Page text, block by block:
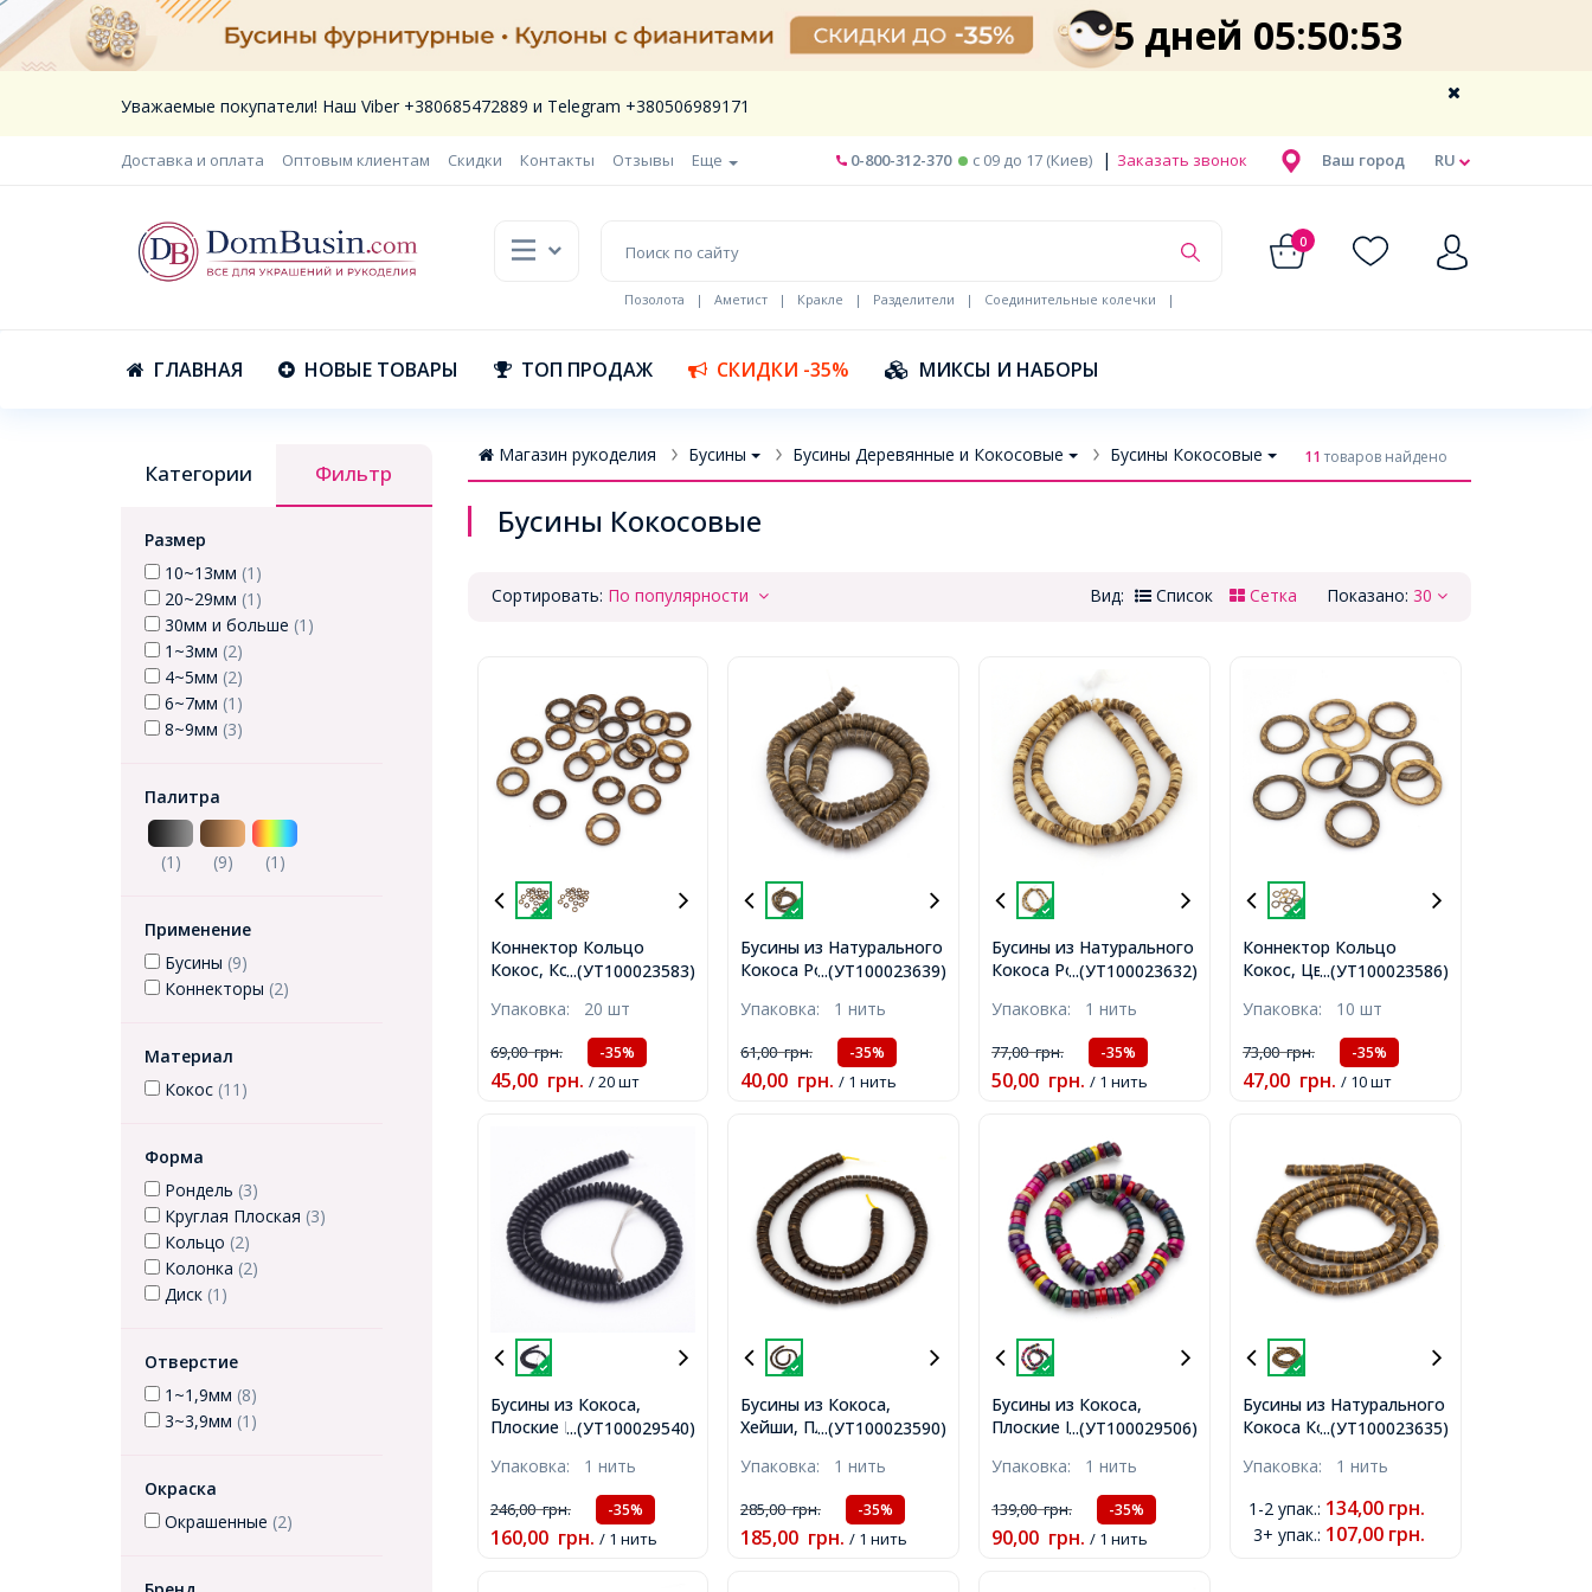
5 дней 05:50:53
Уважаемые покупатели! Наш Viber +380685472889 и Telegram +380506989171
Доставка и оплата Оптовым клиентам Скидки Контакты Отзывы Еще RU
Ваш город
0-800-312-370 c 09 до 17 (Киев) | Заказать звонок
0
Позолота | Аметист | Кракле | Разделители | Соединительные колечки
|
ГЛАВНАЯ НОВЫЕ ТОВАРЫ ТОП ПРОДАЖ СКИДКИ -35% МИКСЫ И НАБОРЫ
Категории Фильтр
Размер
10~13мм (1)
20~29мм (1)
30мм и больше (1)
1~3мм (2)
4~5мм (2)
6~7мм (1)
8~9мм (3)
Палитра
(1) (9) (1)
Применение
Бусины (9)
Коннекторы (2)
Материал
Кокос (11)
Форма
Рондель (3)
Круглая Плоская (3)
Кольцо (2)
Колонка (2)
Диск (1)
Отверстие
1~1,9мм (8)
3~3,9мм (1)
Окраска
Окрашенные (2)
Магазин рукоделия Бусины Бусины Деревянные и Кокосовые Бусины Кокосовые 11товаров найдено
Бусины Кокосовые
Сортировать: По популярности Показано: 30
Вид: Список Сетка
...(УТ100023583)
Коннектор Кольцо
Кокос, Коричневый, 20-
Упаковка: 20 шт
69,00грн. -35%
45,00 грн. / 20 шт
...(УТ100023639)
Бусины из Натурального
Кокоса Рондель,
Отверстие 1мм, около
104шт/38см/нить,
Упаковка: 1 нить
61,00грн. -35%
40,00 грн. / 1 нить
...(УТ100023632)
Бусины из Натурального
Кокоса Рондель,
5мм, Отверстие 1мм,
около 120шт/36см/нить,
Упаковка: 1 нить
77,00грн. -35%
50,00 грн. / 1 нить
...(УТ100023586)
Коннектор Кольцо
Кокос, Цвет:
38x2.4~2.5мм,
Внутренний Диаметр
27.2~27.3мм,
Упаковка: 10 шт
73,00грн. -35%
47,00 грн. / 10 шт
...(УТ100029540)
Бусины из Кокоса,
Плоские Круглые, на
Отверстие 1.2мм, около
104шт/30см/нить,
Упаковка: 1 нить
246,00грн. -35%
160,00 грн. / 1 нить
...(УТ100023590)
Бусины из Кокоса,
Хейши, Плоские
Коричневый, 6x2.5-3мм,
Отверстие 1мм, около
105шт/31см/нить,
Упаковка: 1 нить
285,00грн. -35%
185,00 грн. / 1 нить
...(УТ100029506)
Бусины из Кокоса,
Плоские Круглые, на
Размер: 9x3-5мм,
Отверстие 3мм, около
105шт/37см/нить,
Упаковка: 1 нить
139,00грн. -35%
90,00 грн. / 1 нить
...(УТ100023635)
Бусины из Натурального
Кокоса Колонка,
5.5x3~5.5мм, Отверстие
нить,
Упаковка: 1 нить
1-2 упак.: 134,00 грн.
3+ упак.: 107,00 грн.